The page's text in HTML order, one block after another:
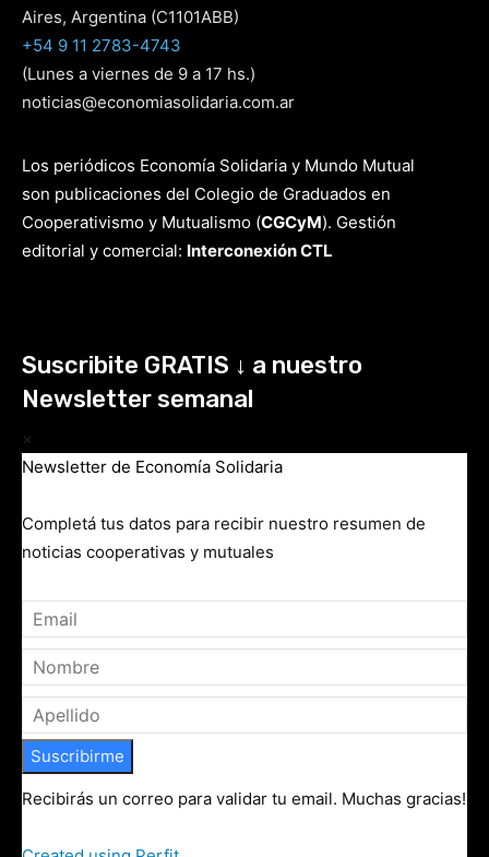
Aires, Argentina (C1101ABB)
+54 9 11 2783-4743
(Lunes a viernes de 9 a 17 hs.)
noticias@economiasolidaria.com.ar
Los periódicos Economía Solidaria y Mundo Mutual
son publicaciones del Colegio de Graduados en
Cooperativismo y Mutualismo (CGCyM). Gestión
editorial y comercial: Interconexión CTL
Suscribite GRATIS ↓ a nuestro
Newsletter semanal
×
Newsletter de Economía Solidaria
Completá tus datos para recibir nuestro resumen de
noticias cooperativas y mutuales
Suscribirme
Recibirás un correo para validar tu email. Muchas gracias!